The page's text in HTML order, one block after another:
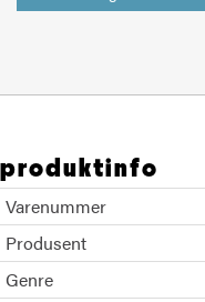
produktinfo
Varenummer
Produsent
Genre